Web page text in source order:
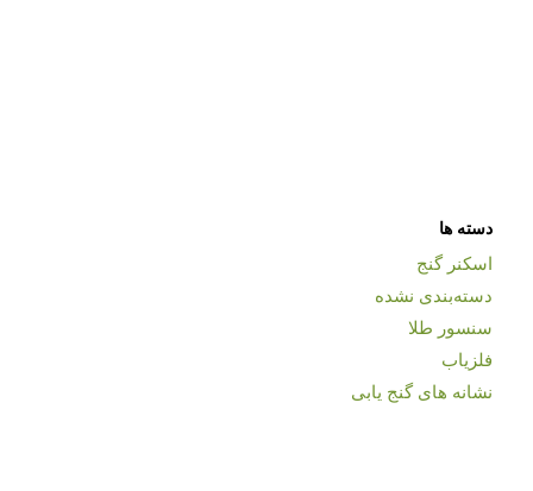
دسته ها
اسکنر گنج
دسته‌بندی نشده
سنسور طلا
فلزیاب
نشانه های گنج یابی